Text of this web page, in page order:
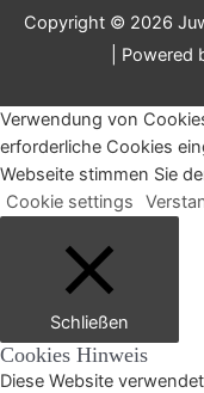
Copyright © 2026
| Powered
Verwendung von
erforderliche Cookies
Webseite stimmen Sie
Cookie settings
Schließen
Cookies Hinweis
Diese Website